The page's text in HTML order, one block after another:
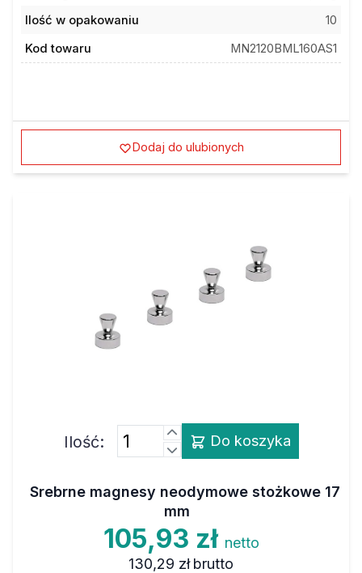
Ilość w opakowaniu
10
Kod towaru
MN2120BML160AS1
Dodaj do ulubionych
Ilość: Do koszyka
Srebrne magnesy neodymowe stożkowe 17
mm
105,93 zł netto
130,29 zł brutto